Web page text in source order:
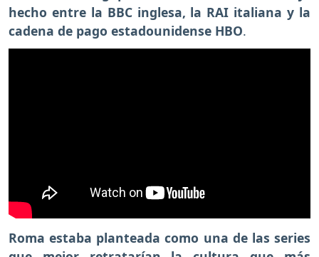
hecho entre la BBC inglesa, la RAI italiana y la
cadena de pago estadounidense HBO.
Roma estaba planteada como una de las series